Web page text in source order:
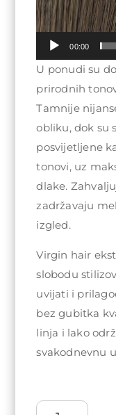
00:00
U ponudi su
prirodnih
Tamnije
obliku, dok su
posvijetljene
tonovi, uz
dlake.
zadržavaju
izgled.
Virgin hair
slobodu
uvijati i
bez gubitka
linja i lako
svakodnevnu
Virgin